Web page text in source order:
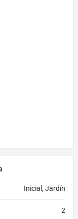
Inicial, Jardín
2